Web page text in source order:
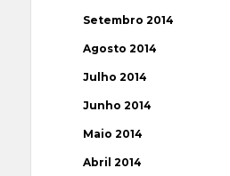
Setembro 2014
Agosto 2014
Julho 2014
Junho 2014
Maio 2014
Abril 2014